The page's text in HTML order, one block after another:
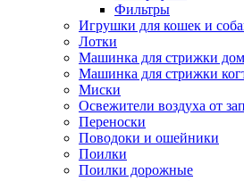
Фильтры
Игрушки для кошек и
Лотки
Машинка для стрижки
Машинка для стрижки
Миски
Освежители воздуха от
Переноски
Поводоки и ошейники
Поилки
Поилки дорожные